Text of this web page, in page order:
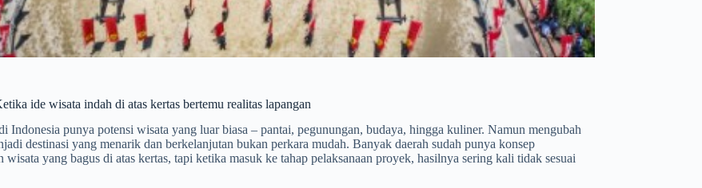
ide wisata indah di atas kertas bertemu realitas lapangan
Indonesia punya potensi wisata yang luar biasa – pantai, pegunungan, budaya, hingga kuliner. Namun mengubah
destinasi yang menarik dan berkelanjutan bukan perkara mudah. Banyak daerah sudah punya konsep
wisata yang bagus di atas kertas, tapi ketika masuk ke tahap pelaksanaan proyek, hasilnya sering kali tidak sesuai